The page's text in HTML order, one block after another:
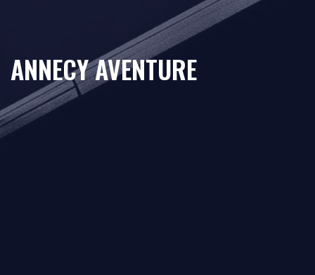
ANNECY AVENTURE